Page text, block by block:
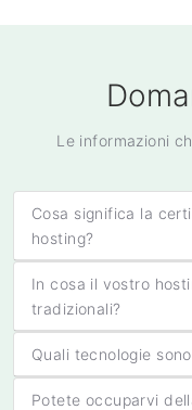
Le informazioni
Cosa significa la
hosting?
In cosa il vostro
tradizionali?
Quali tecnologie
Potete occuparvi